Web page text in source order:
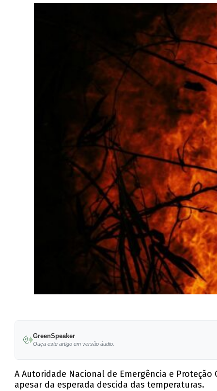
GreenSpeaker
Ouça este artigo em versão áudio.
A Autoridade Nacional de Emergência e
apesar da esperada descida das temperaturas.